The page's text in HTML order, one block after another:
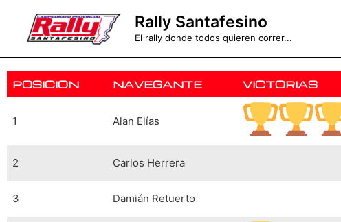
contenido
Rally Santafesino
El rally donde todos quieren correr...
POSICION NAVEGANTE VICTORIAS
1 Alan Elías
2 Carlos Herrera
3 Damián Retuerto